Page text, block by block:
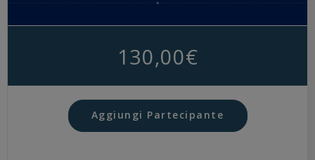
130,00€
Aggiungi Partecipante